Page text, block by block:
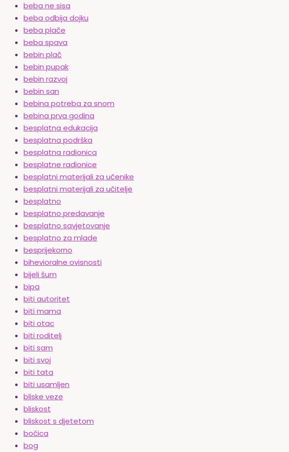
beba ne sisa
beba odbija dojku
beba plače
beba spava
bebin plač
bebin pupak
bebin razvoj
bebin san
bebina potreba za snom
bebina prva godina
besplatna edukacija
besplatna podrška
besplatna radionica
besplatne radionice
besplatni materijali za učenike
besplatni materijali za učitelje
besplatno
besplatno predavanje
besplatno savjetovanje
besplatno za mlade
besprijekorno
bihevioralne ovisnosti
bijeli šum
bipa
biti autoritet
biti mama
biti otac
biti roditelj
biti sam
biti svoj
biti tata
biti usamljen
bliske veze
bliskost
bliskost s djetetom
bočica
bog